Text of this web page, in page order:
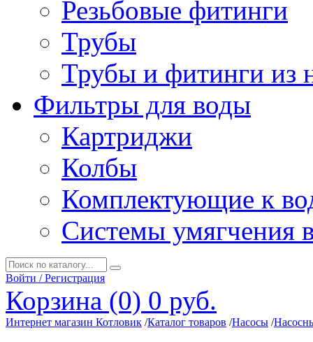
Резьбовые фитинги
Трубы
Трубы и фитинги из
Фильтры для воды
Картриджи
Колбы
Комплектующие к
Системы умягчения
Войти / Регистрация
Корзина (0) 0 руб.
Интернет магазин Котловик /Каталог товаров /Насосы /